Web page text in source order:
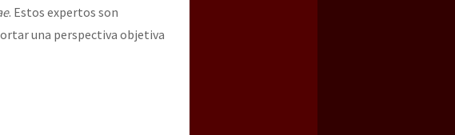
. Estos expertos son
una perspectiva objetiva